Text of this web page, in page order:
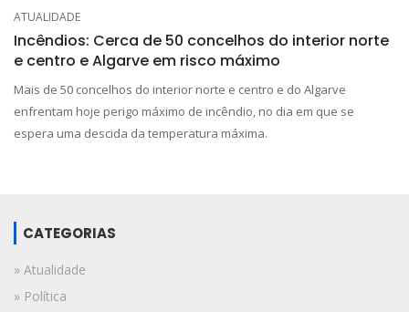
ATUALIDADE
Incêndios: Cerca de 50 concelhos do interior norte
e centro e Algarve em risco máximo
Mais de 50 concelhos do interior norte e centro e do Algarve
enfrentam hoje perigo máximo de incêndio, no dia em que se
espera uma descida da temperatura máxima.
CATEGORIAS
» Atualidade
» Política